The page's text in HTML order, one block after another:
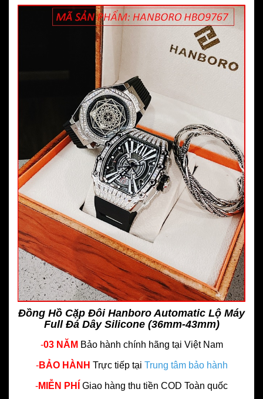
Đồng Hồ Cặp Đôi Hanboro Automatic Lộ Máy
Full Đá Dây Silicone (36mm-43mm)
-03 NĂM Bảo hành chính hãng tại Việt Nam
-BẢO HÀNH Trực tiếp tại Trung tâm bảo hành
-MIỄN PHÍ Giao hàng thu tiền COD Toàn quốc